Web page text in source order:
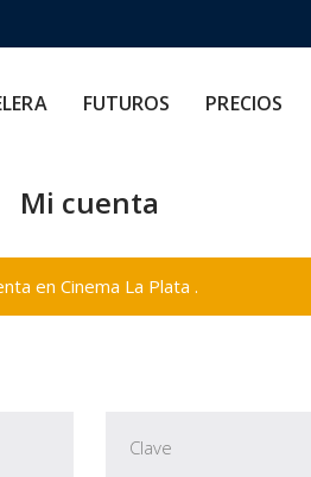
FUTUROS PRECIOS
Mi cuenta
en Cinema La Plata .